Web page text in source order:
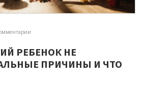
РЕБЕНОК НЕ
ПРИЧИНЫ И ЧТО